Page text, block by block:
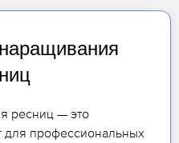
ресниц — это
для профессиональных